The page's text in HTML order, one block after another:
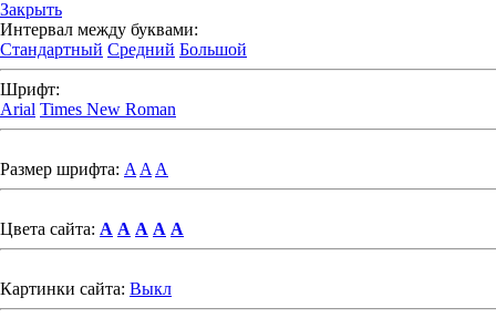
Закрыть
Интервал между буквами:
Стандартный Средний Большой
Шрифт:
Arial Times New Roman
Размер шрифта: A A A
Цвета сайта: A A A A A
Картинки сайта: Выкл